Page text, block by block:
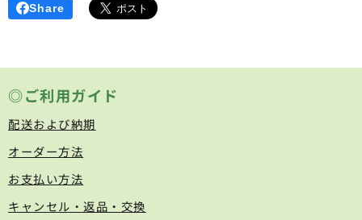
Share
◎ご利用ガイド
配送および納期
オーダー方法
お支払い方法
キャンセル・返品・交換